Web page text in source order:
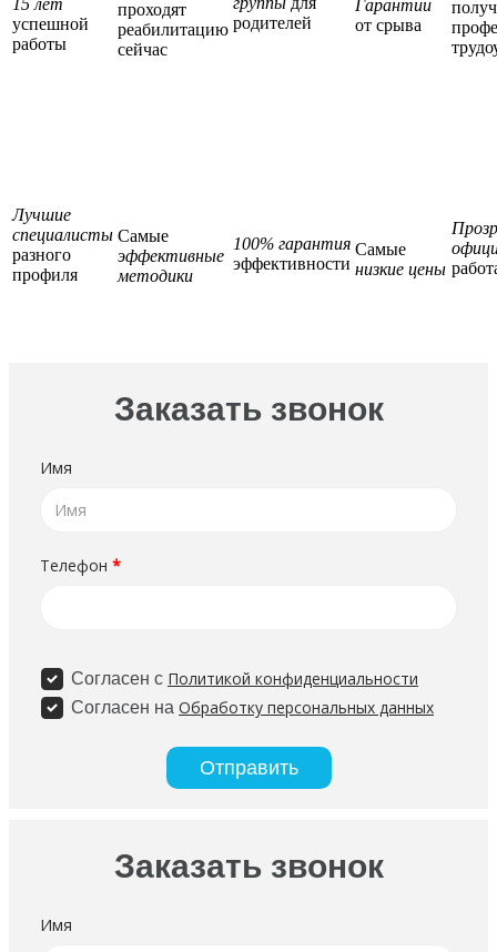
успешной
работы
проходят
реабилитацию
сейчас
родителей
Гарантии
от срыва
Лучшие
специалисты
разного
профиля
Самые
эффективные
методики
100% гарантия
эффективности
Самые
низкие цены